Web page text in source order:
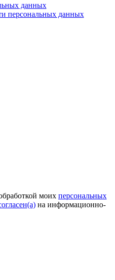
данных
персональных данных
моих персональных
на информационно-